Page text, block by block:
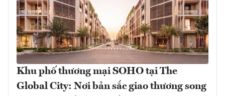
Khu phố thương mại SOHO tại The
Global City: Nơi bản sắc giao thương song